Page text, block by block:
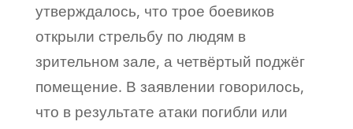
утверждалось, что трое боевиков
открыли стрельбу по людям в
зрительном зале, а четвёртый поджёг
помещение. В заявлении говорилось,
что в результате атаки погибли или